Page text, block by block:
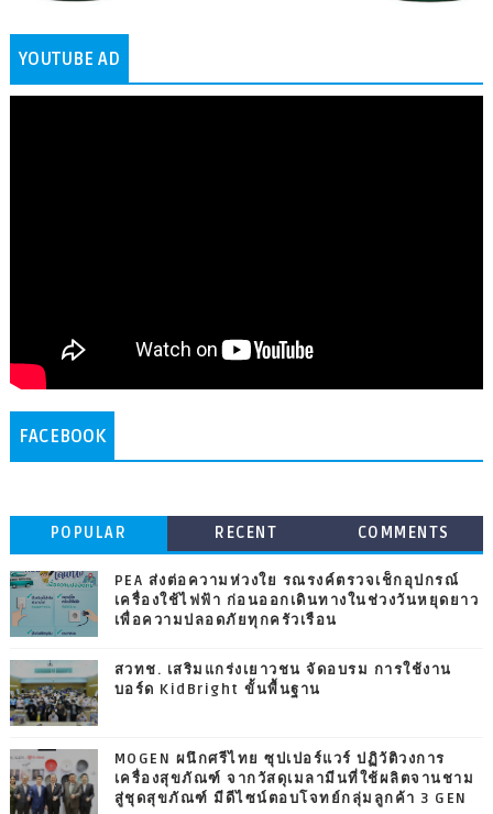
YOUTUBE AD
FACEBOOK
POPULAR RECENT COMMENTS
PEA ส่งต่อความห่วงใย รณรงค์ตรวจเช็กอุปกรณ์
เครื่องใช้ไฟฟ้า ก่อนออกเดินทางในช่วงวันหยุดยาว
เพื่อความปลอดภัยทุกครัวเรือน
สวทช. เสริมแกร่งเยาวชน จัดอบรม การใช้งาน
บอร์ด KidBright ขั้นพื้นฐาน
MOGEN ผนึกศรีไทย ซุปเปอร์แวร์ ปฏิวัติวงการ
เครื่องสุขภัณฑ์ จากวัสดุเมลามีนที่ใช้ผลิตจานชาม
สู่ชุดสุขภัณฑ์ มีดีไซน์ตอบโจทย์กลุ่มลูกค้า 3 GEN